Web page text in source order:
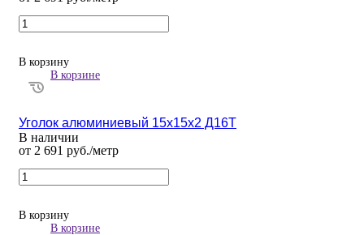
В корзину
В корзине
Уголок алюминиевый 15х15х2 Д16Т
В наличии
от 2 691 руб./метр
В корзину
В корзине